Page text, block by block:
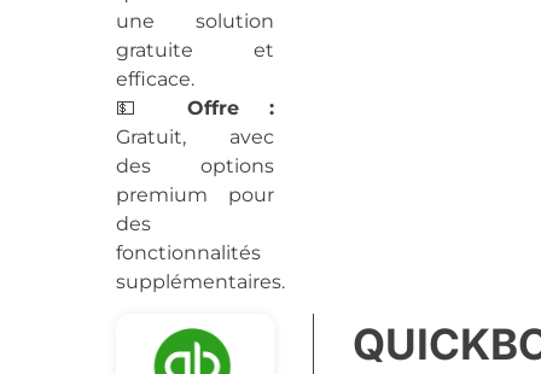
une solution
gratuite et
efficace.
💵Offre :
Gratuit, avec
des options
premium pour
des
fonctionnalités
supplémentaires.